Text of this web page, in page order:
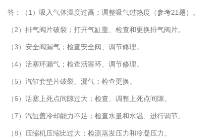
答：（1）吸入气体温度过高；调整吸气过热度（参考21题）。
（2）排气阀片破裂；打开气缸盖、检查和更换排气阀片。
（3）安全阀漏气；检查安全阀、调节修理。
（4）活塞环漏气；检查活塞环、调节修理。
（5）汽缸套垫片破裂、漏气；检查更换。
（6）活塞上死点间隙过大；检查、调整上死点间隙。
（7）汽缸盖冷却能力不足；检查水量和水温、进行调节。
（8）压缩机压缩比过大；检测蒸发压力和冷凝压力。